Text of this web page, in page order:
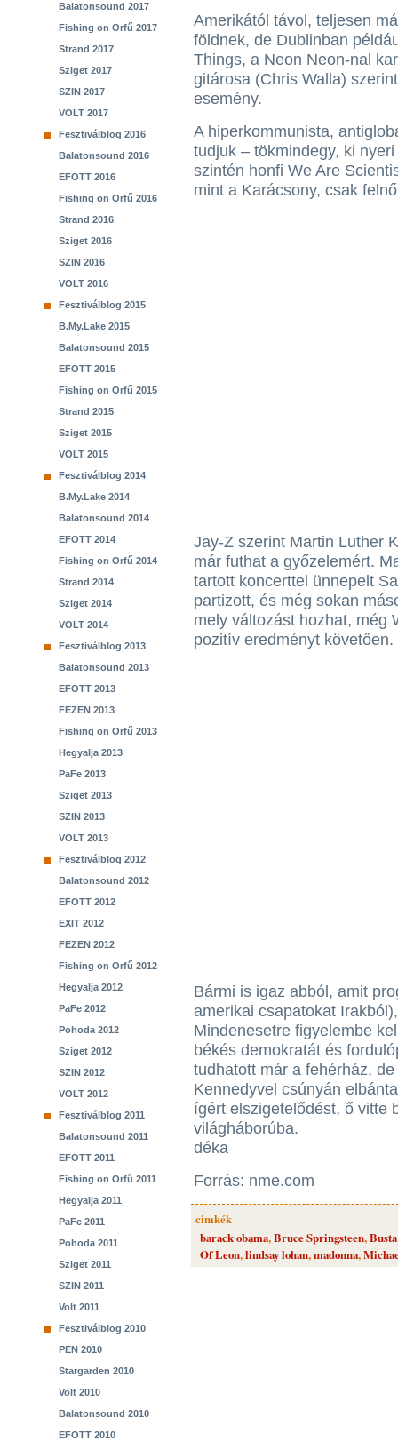
Balatonsound 2017
Fishing on Orfű 2017
Strand 2017
Sziget 2017
SZIN 2017
VOLT 2017
Fesztiválblog 2016
Balatonsound 2016
EFOTT 2016
Fishing on Orfű 2016
Strand 2016
Sziget 2016
SZIN 2016
VOLT 2016
Fesztiválblog 2015
B.My.Lake 2015
Balatonsound 2015
EFOTT 2015
Fishing on Orfű 2015
Strand 2015
Sziget 2015
VOLT 2015
Fesztiválblog 2014
B.My.Lake 2014
Balatonsound 2014
EFOTT 2014
Fishing on Orfű 2014
Strand 2014
Sziget 2014
VOLT 2014
Fesztiválblog 2013
Balatonsound 2013
EFOTT 2013
FEZEN 2013
Fishing on Orfű 2013
Hegyalja 2013
PaFe 2013
Sziget 2013
SZIN 2013
VOLT 2013
Fesztiválblog 2012
Balatonsound 2012
EFOTT 2012
EXIT 2012
FEZEN 2012
Fishing on Orfű 2012
Hegyalja 2012
PaFe 2012
Pohoda 2012
Sziget 2012
SZIN 2012
VOLT 2012
Fesztiválblog 2011
Balatonsound 2011
EFOTT 2011
Fishing on Orfű 2011
Hegyalja 2011
PaFe 2011
Pohoda 2011
Sziget 2011
SZIN 2011
Volt 2011
Fesztiválblog 2010
PEN 2010
Stargarden 2010
Volt 2010
Balatonsound 2010
EFOTT 2010
Amerikától távol, teljesen
földnek, de Dublinban
Things, a Neon Neon-nal
gitárosa (Chris Walla)
esemény.
A hiperkommunista,
tudjuk – tökmindegy, ki
szintén honfi We Are
mint a Karácsony, csak
Jay-Z szerint Martin Luther
már futhat a győzelemért.
tartott koncerttel ünnepelt
partizott, és még sokan
mely változást hozhat, még
pozitív eredményt követően.
Bármi is igaz abból, amit
amerikai csapatokat
Mindenesetre figyelembe
békés demokratát és
tudhatott már a fehérház,
Kennedyvel csúnyán
ígért elszigetelődést, ő vitte
világháborúba.
déka
Forrás: nme.com
cimkék
barack obama,Bruce Springsteen,
Of Leon,lindsay lohan,madonna,